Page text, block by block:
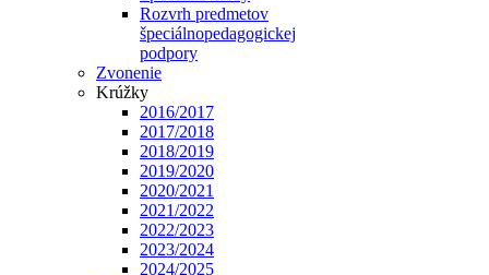
Rozvrh predmetov
špeciálnopedagogickej
podpory
Zvonenie
Krúžky
2016/2017
2017/2018
2018/2019
2019/2020
2020/2021
2021/2022
2022/2023
2023/2024
2024/2025